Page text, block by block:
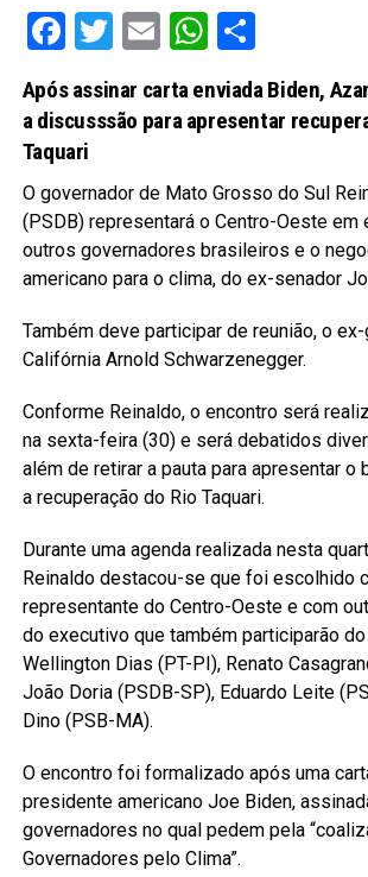
Facebook
Twitter
EmailWhatsApp
Share
Após assinar carta enviada Biden,
a discusssão para apresentar
Taquari
O governador de Mato Grosso do Sul
(PSDB) representará o Centro-Oeste em
outros governadores brasileiros e o
americano para o clima, do ex-senador
Também deve participar de reunião, o
Califórnia Arnold Schwarzenegger.
Conforme Reinaldo, o encontro será
na sexta-feira (30) e será debatidos
além de retirar a pauta para apresentar o
a recuperação do Rio Taquari.
Durante uma agenda realizada nesta
Reinaldo destacou-se que foi escolhido
representante do Centro-Oeste e com
do executivo que também participarão
Wellington Dias (PT-PI), Renato
João Doria (PSDB-SP), Eduardo Leite
Dino (PSB-MA).
O encontro foi formalizado após uma
presidente americano Joe Biden,
governadores no qual pedem pela
Governadores pelo Clima”.